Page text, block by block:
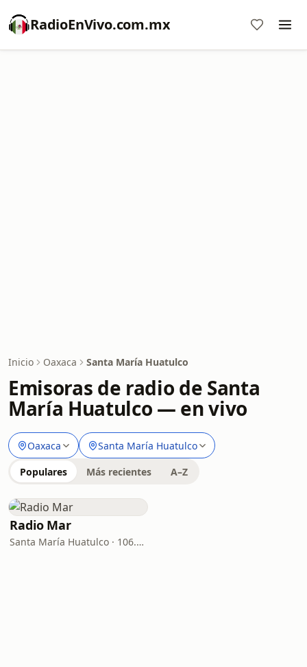
RadioEnVivo.com.mx
Inicio Oaxaca Santa María Huatulco
Emisoras de radio de Santa
María Huatulco — en vivo
Oaxaca Santa María Huatulco
Populares Más recientes A–Z
Radio Mar
Santa María Huatulco · 106.3 FM